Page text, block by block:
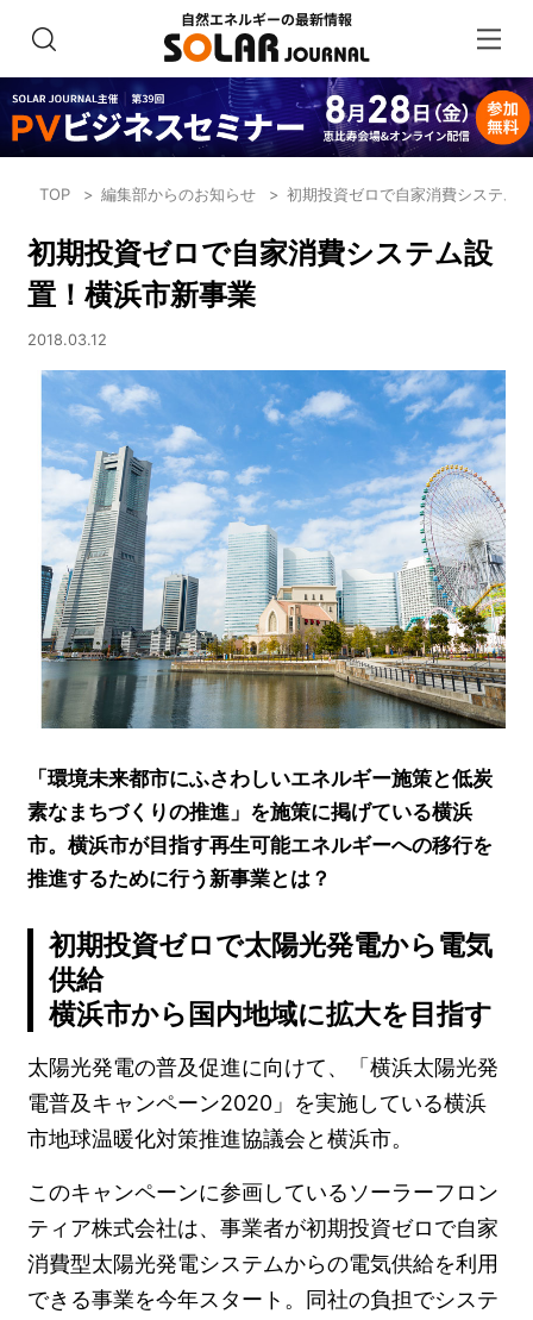
TOP 編集部からのお知らせ 初期投資ゼロで自家消費システム
初期投資ゼロで自家消費システム設
置！横浜市新事業
2018.03.12
「環境未来都市にふさわしいエネルギー施策と低炭
素なまちづくりの推進」を施策に掲げている横浜
市。横浜市が目指す再生可能エネルギーへの移行を
推進するために行う新事業とは？
初期投資ゼロで太陽光発電から電気
供給
横浜市から国内地域に拡大を目指す
太陽光発電の普及促進に向けて、「横浜太陽光発
電普及キャンペーン2020」を実施している横浜
市地球温暖化対策推進協議会と横浜市。
このキャンペーンに参画しているソーラーフロン
ティア株式会社は、事業者が初期投資ゼロで自家
消費型太陽光発電システムからの電気供給を利用
できる事業を今年スタート。同社の負担でシステ